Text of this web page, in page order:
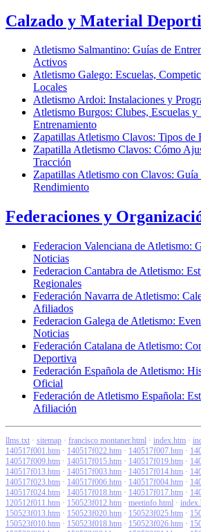
Calzado y Material
Atletismo Salmantino: Guías de
Activos
Atletismo Galego: Escuelas,
Locales
Atletismo Ardoi: Instalaciones y
Atletismo Burgos: Clubes, Escuelas y
Entrenamiento
Zapatillas Atletismo Clavos: Tipos de
Zapatilla Atletismo Clavos: Cómo
Tracción
Zapatillas Atletismo con Clavos:
Rendimiento
Federaciones y
Federacion Valenciana de Atletismo:
Noticias
Federacion Cantabra de Atletismo:
Regionales
Federación Navarra de Atletismo:
Afiliados
Federacion Galega de Atletismo:
Noticias
Federación Catalana de Atletismo:
Deportiva
Federación Española de Atletismo:
Oficial
Federación de Atletismo Española:
Afiliación
llms.txt · sitemap · francisco montaner.html · index.htm ·
140517f001.htm · 140517f022.htm · 140517f007.htm ·
140517f009.htm · 140517f015.htm · 140517f019.htm ·
140517f013.htm · 140517f003.htm · 140517f014.htm ·
140517f023.htm · 140517f006.htm · 140517f004.htm ·
140517f024.htm · 140517f018.htm · 140517f017.htm ·
120512f011.htm · 150523f012.htm · meetinfo.html ·
150523f013.htm · 150523f020.htm · 150523f025.htm ·
150523f010.htm · 150523f018.htm · 150523f026.htm ·